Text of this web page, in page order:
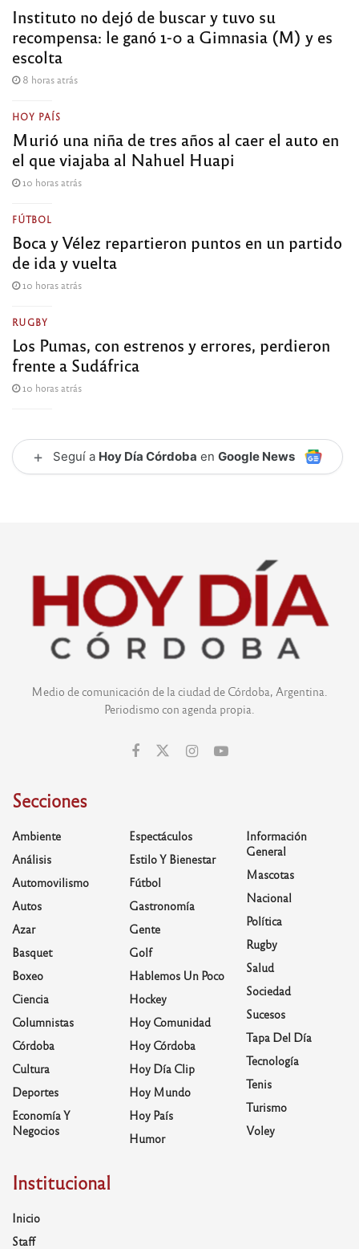
Instituto no dejó de buscar y tuvo su
recompensa: le ganó 1-0 a Gimnasia (M) y es
escolta
8 horas atrás
HOY PAÍS
Murió una niña de tres años al caer el auto en
el que viajaba al Nahuel Huapi
10 horas atrás
FÚTBOL
Boca y Vélez repartieron puntos en un partido
de ida y vuelta
10 horas atrás
RUGBY
Los Pumas, con estrenos y errores, perdieron
frente a Sudáfrica
10 horas atrás
+ Seguí a Hoy Día Córdoba en Google News
Medio de comunicación de la ciudad de Córdoba, Argentina.
Periodismo con agenda propia.
Secciones
Ambiente
Análisis
Automovilismo
Autos
Azar
Basquet
Boxeo
Ciencia
Columnistas
Córdoba
Cultura
Deportes
Economía Y
Negocios
Espectáculos
Estilo Y Bienestar
Fútbol
Gastronomía
Gente
Golf
Hablemos Un Poco
Hockey
Hoy Comunidad
Hoy Córdoba
Hoy Día Clip
Hoy Mundo
Hoy País
Humor
Información
General
Mascotas
Nacional
Política
Rugby
Salud
Sociedad
Sucesos
Tapa Del Día
Tecnología
Tenis
Turismo
Voley
Institucional
Inicio
Staff